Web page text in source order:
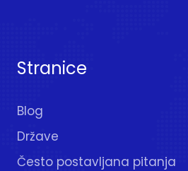
Stranice
Blog
Države
Često postavljana pitanja